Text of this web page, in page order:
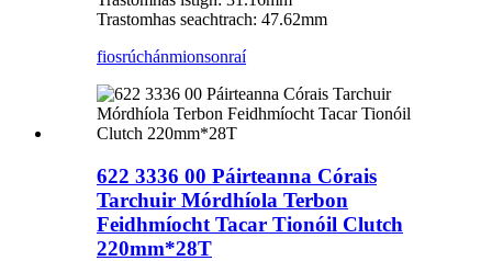
Trastomhas seachtrach: 47.62mm
fiosrúchánmionsonraí
622 3336 00 Páirteanna Córais
Tarchuir Mórdhíola Terbon
Feidhmíocht Tacar Tionóil Clutch
220mm*28T